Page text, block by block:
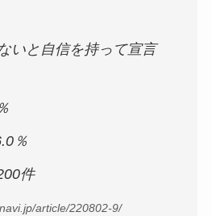
いと自信を持って宣言
％
件
article/220802-9/